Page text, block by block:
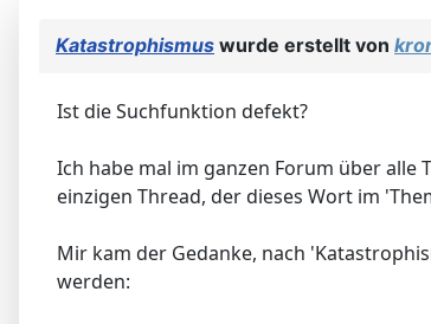
Katastrophismus wurde erstellt von
Ist die Suchfunktion defekt?
Ich habe mal im ganzen Forum über alle
einzigen Thread, der dieses Wort im
Mir kam der Gedanke, nach
werden: